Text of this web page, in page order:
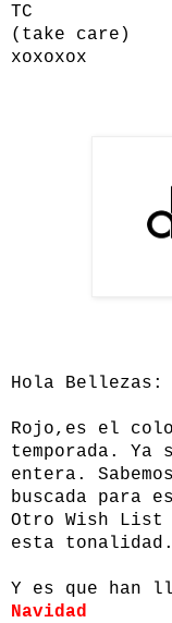
TC
(take care)
xoxoxox
Hola Bellezas:
Rojo,es el
temporada. Ya
entera.
buscada para
Otro Wish List
esta tonalidad.
Y es que han
Navidad